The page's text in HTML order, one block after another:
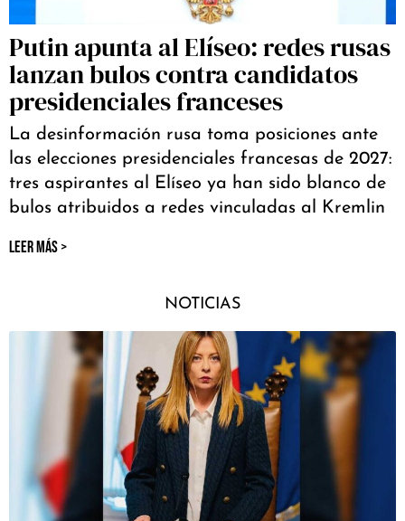
Putin apunta al Elíseo: redes rusas
lanzan bulos contra candidatos
presidenciales franceses
La desinformación rusa toma posiciones ante
las elecciones presidenciales francesas de 2027:
tres aspirantes al Elíseo ya han sido blanco de
bulos atribuidos a redes vinculadas al Kremlin
LEER MÁS >
NOTICIAS